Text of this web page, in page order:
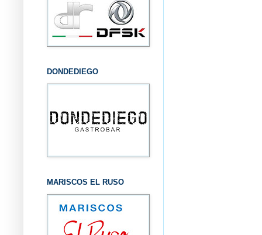
DONDEDIEGO
MARISCOS EL RUSO